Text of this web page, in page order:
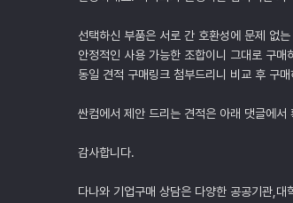
선택하신 부품은 서로 간 호환성에 문제 없는
안정적인 사용 가능한 조합이니 그대로 구매
동일 견적 구매링크 첨부드리니 비교 후 구
싼컴에서 제안 드리는 견적은 아래 댓글에서
감사합니다.
다나와 기업구매 상담은 다양한 공공기관,